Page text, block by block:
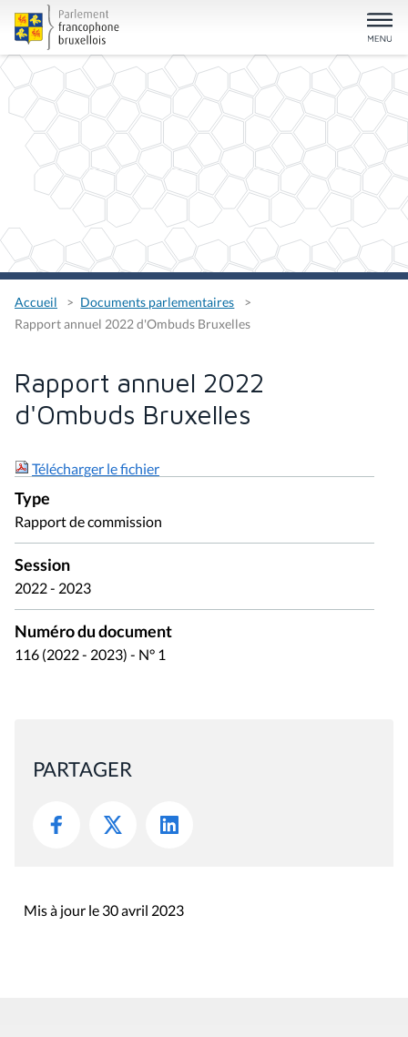
Accueil
Documents parlementaires
Rapport annuel 2022 d'Ombuds Bruxelles
Rapport annuel 2022
d'Ombuds Bruxelles
Télécharger le fichier
Type
Rapport de commission
Session
2022 - 2023
Numéro du document
116 (2022 - 2023) - N° 1
PARTAGER
Mis à jour le 30 avril 2023